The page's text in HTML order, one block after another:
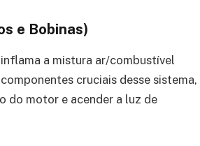
e Bobinas)
a mistura ar/combustível
cruciais desse sistema,
do motor e acender a luz de